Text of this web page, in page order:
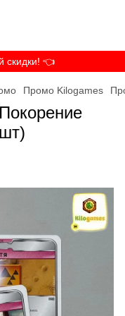
скидки! 👈
Промо Kilogames